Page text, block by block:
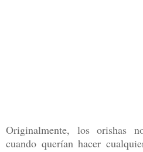
Originalmente, los orishas
cuando querían hacer